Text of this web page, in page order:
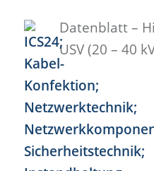
Datenblatt –
USV (20 – 40